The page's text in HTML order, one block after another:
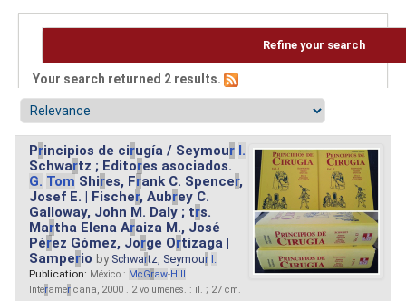
Refine your search
Your search returned 2 results.
Principios de cirugía / Seymour I.
Schwartz ; Editores asociados.
G. Tom Shires, Frank C. Spencer,
Josef E. | Fischer, Aubrey C.
Galloway, John M. Daly ; trs.
Martha Elena Araiza M., José
Pérez Gómez, Jorge Ortizaga |
Samperio by Schwartz, Seymour I.
Publication: México : McGraw-Hill
Interamericana, 2000 . 2 volumenes. : il. ; 27 cm.